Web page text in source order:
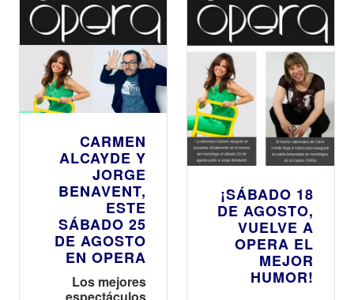
CARMEN
ALCAYDE Y
JORGE
BENAVENT,
ESTE
SÁBADO 25
DE AGOSTO
EN OPERA
Los mejores
¡SÁBADO 18
DE AGOSTO,
VUELVE A
OPERA EL
MEJOR
HUMOR!